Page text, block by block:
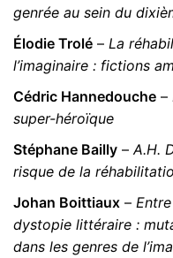
genrée au sein du
Élodie Trolé – La
l’imaginaire : fictions
Cédric Hannedouche –
super-héroïque
Stéphane Bailly – A.H.
risque de la
Johan Boittiaux –
dystopie littéraire :
dans les genres de